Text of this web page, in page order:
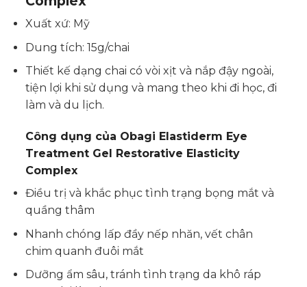
Xuất xứ: Mỹ
Dung tích: 15g/chai
Thiết kế dạng chai có vòi xịt và nắp đậy ngoài,
tiện lợi khi sử dụng và mang theo khi đi học, đi
làm và du lịch.
Công dụng của Obagi Elastiderm Eye
Treatment Gel Restorative Elasticity
Complex
Điều trị và khắc phục tình trạng bọng mắt và
quầng thâm
Nhanh chóng lấp đầy nếp nhăn, vết chân
chim quanh đuôi mắt
Dưỡng ẩm sâu, tránh tình trạng da khô ráp